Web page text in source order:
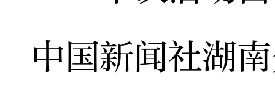
中国新闻社湖